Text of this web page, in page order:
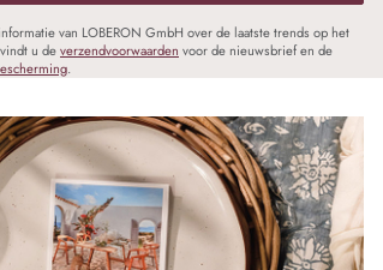
van LOBERON GmbH over de laatste trends op het
u deverzendvoorwaarden voor de nieuwsbrief en de
.